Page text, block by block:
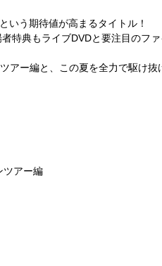
いう期待値が高まるタイトル！
特典もライブDVDと要注目のファ
アー編と、この夏を全力で駆け
ツアー編